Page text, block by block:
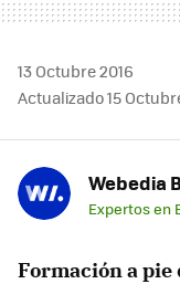
13 Octubre 2016
Actualizado 15
Webedia
Expertos en
Formación a pie